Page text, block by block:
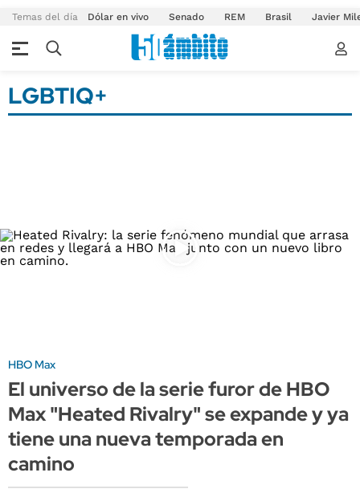
Temas del día Dólar en vivo Senado REM Brasil Javier
LGBTIQ+
HBO Max
El universo de la serie furor de HBO
Max "Heated Rivalry" se expande y ya
tiene una nueva temporada en
camino